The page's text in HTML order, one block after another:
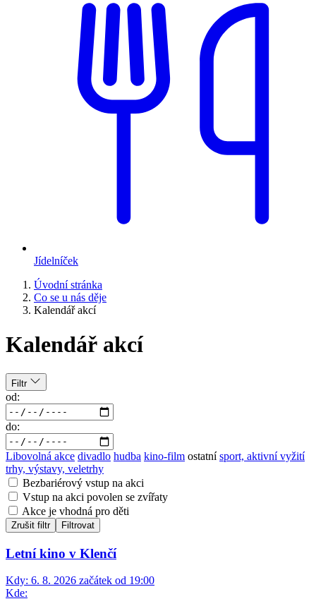
Jídelníček
Úvodní stránka
Co se u nás děje
Kalendář akcí
Kalendář akcí
Filtr
od:
do:
Libovolná akce divadlo hudba kino-film ostatní sport, aktivní vyžití
trhy, výstavy, veletrhy
Bezbariérový vstup na akci
Vstup na akci povolen se zvířaty
Akce je vhodná pro děti
Zrušit filtr Filtrovat
Letní kino v Klenčí
Kdy: 6. 8. 2026 začátek od 19:00
Kde: